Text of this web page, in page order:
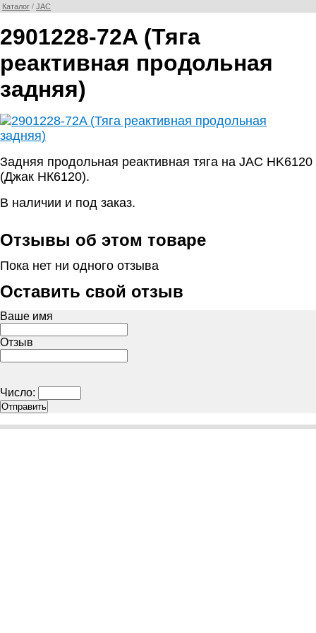
Каталог / JAC
2901228-72A (Тяга
реактивная продольная
задняя)
Задняя продольная реактивная тяга на JAC HK6120
(Джак НК6120).
В наличии и под заказ.
Отзывы об этом товаре
Пока нет ни одного отзыва
Оставить свой отзыв
Ваше имя
Отзыв
Число: